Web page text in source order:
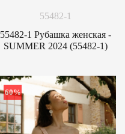
55482-1
55482-1 Рубашка женская -
SUMMER 2024 (55482-1)
60%